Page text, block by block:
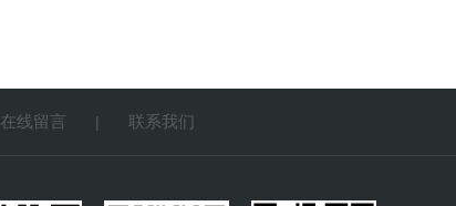
在线留言 | 联系我们